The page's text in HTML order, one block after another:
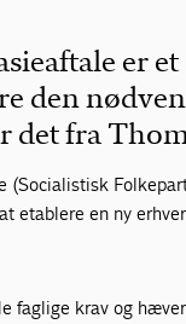
er
den
det fra
(Socialistisk
etablere en ny
faglige krav og